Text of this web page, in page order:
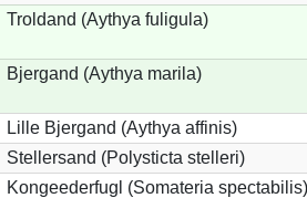
Troldand (Aythya fuligula)
Bjergand (Aythya marila)
Lille Bjergand (Aythya affinis)
Stellersand (Polysticta stelleri)
Kongeederfugl (Somateria spectabilis)